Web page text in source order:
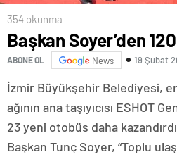
354 okunma
Başkan Soyer’den
ABONE OL News 19 Şubat
İzmir Büyükşehir Belediyesi,
ağının ana taşıyıcısı ESHOT
23 yeni otobüs daha
Başkan Tunç Soyer, “Toplu